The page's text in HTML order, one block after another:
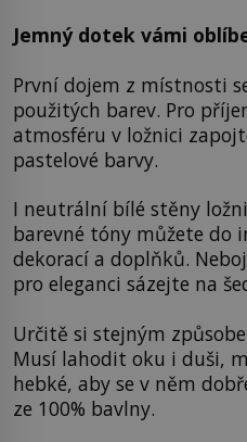
Jemný dotek vámi
První dojem z místnosti
použitých barev. Pro
atmosféru v ložnici
pastelové barvy.
I neutrální bílé stěny
barevné tóny můžete do
dekorací a doplňků.
pro eleganci sázejte na
Určitě si stejným
Musí lahodit oku i duši,
hebké, aby se v něm
ze 100% bavlny.